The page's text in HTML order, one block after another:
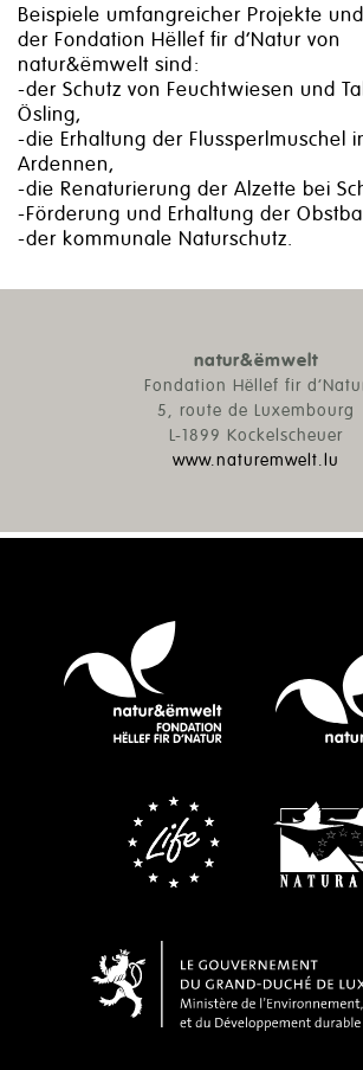
Beispiele umfangreicher Projekte
der Fondation Hëllef fir d’Natur von
natur&ëmwelt sind:
-der Schutz von Feuchtwiesen und
Ösling,
-die Erhaltung der Flussperlmuschel
Ardennen,
-die Renaturierung der Alzette bei
-Förderung und Erhaltung der
-der kommunale Naturschutz.
natur&ëmwelt
Fondation Hëllef fir
5, route de Luxembourg
L-1899 Kockelscheuer
www.naturemwelt.lu